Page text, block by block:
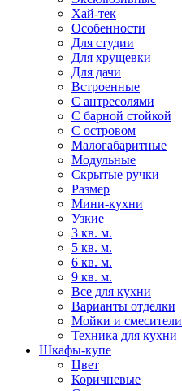
Хай-тек
Особенности
Для студии
Для хрущевки
Для дачи
Встроенные
С антресолями
С барной стойкой
С островом
Малогабаритные
Модульные
Скрытые ручки
Размер
Мини-кухни
Узкие
3 кв. м.
5 кв. м.
6 кв. м.
9 кв. м.
Все для кухни
Варианты отделки
Мойки и смесители
Техника для кухни
Шкафы-купе
Цвет
Коричневые